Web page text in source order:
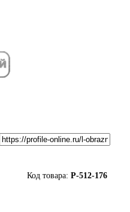
Код товара: P-512-176